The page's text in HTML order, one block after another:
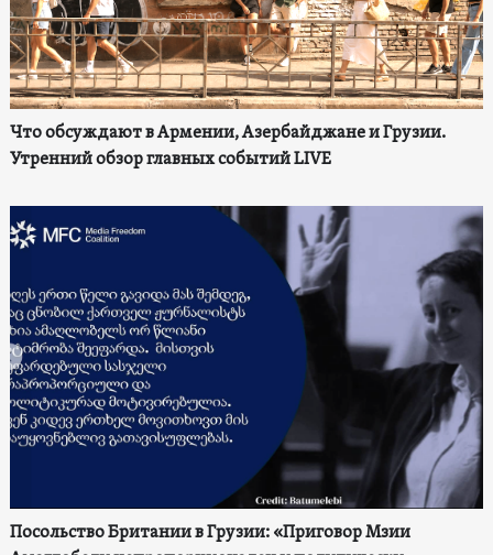
Что обсуждают в Армении, Азербайджане и Грузии.
Утренний обзор главных событий LIVE
Посольство Британии в Грузии: «Приговор Мзии